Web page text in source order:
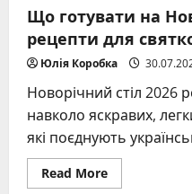
Що готувати на
рецепти для
Юлія Коробка
Новорічний стіл 2026
навколо яскравих,
які поєднують
Read MoreRead
more